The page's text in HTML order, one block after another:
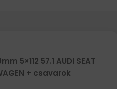
5×112 57.1 AUDI SEAT
+ csavarok